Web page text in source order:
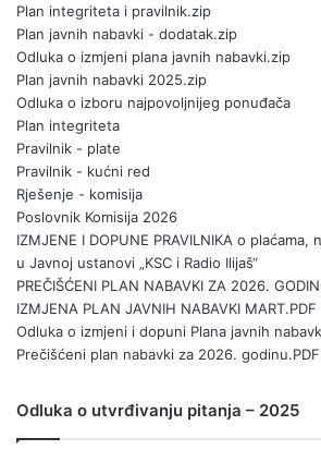
Plan integriteta i pravilnik.zip
Plan javnih nabavki - dodatak.zip
Odluka o izmjeni plana javnih nabavki.zip
Plan javnih nabavki 2025.zip
Odluka o izboru najpovoljnijeg ponuđača
Plan integriteta
Pravilnik - plate
Pravilnik - kućni red
Rješenje - komisija
Poslovnik Komisija 2026
IZMJENE I DOPUNE PRAVILNIKA o plaćama,
u Javnoj ustanovi „KSC i Radio Ilijaš“
PREČIŠĆENI PLAN NABAVKI ZA 2026.
IZMJENA PLAN JAVNIH NABAVKI MART.PDF
Odluka o izmjeni i dopuni Plana javnih
Prečišćeni plan nabavki za 2026. godinu.PDF
Odluka o utvrđivanju pitanja – 2025